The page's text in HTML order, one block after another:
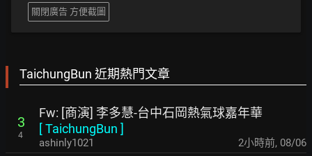
關閉廣告 方便截圖
TaichungBun 近期熱門文章
3
4
Fw: [商演] 李多慧-台中石岡熱氣球嘉年華
[TaichungBun ]
ashinly1021 2小時前, 08/06